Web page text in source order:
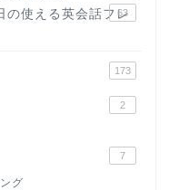
使える英会話フレ
63
173
2
7
グ